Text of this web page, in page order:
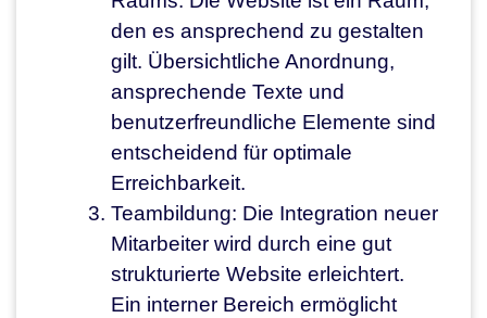
den es ansprechend zu gestalten
gilt. Übersichtliche Anordnung,
ansprechende Texte und
benutzerfreundliche Elemente sind
entscheidend für optimale
Erreichbarkeit.
Teambildung: Die Integration neuer
Mitarbeiter wird durch eine gut
strukturierte Website erleichtert.
Ein interner Bereich ermöglicht